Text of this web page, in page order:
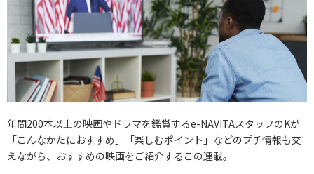
年間200本以上の映画やドラマを鑑賞するe-NAVITAスタッフのKが
「こんなかたにおすすめ」「楽しむポイント」などのプチ情報も交
えながら、おすすめの映画をご紹介するこの連載。